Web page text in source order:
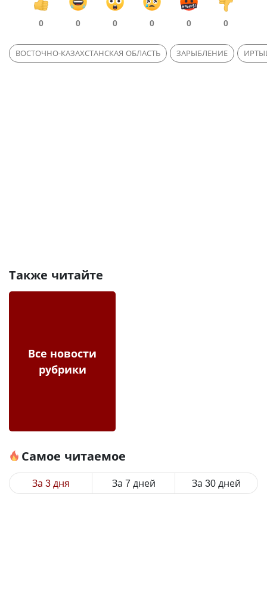
0 0 0 0 0 0
ВОСТОЧНО-КАЗАХСТАНСКАЯ ОБЛАСТЬ ЗАРЫБЛЕНИЕ
Также читайте
Все новости
рубрики
Самое читаемое
За 3 дня За 7 дней За 30 дней